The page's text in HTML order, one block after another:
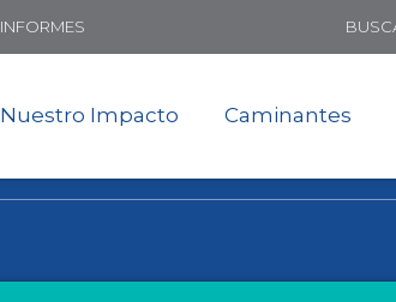
INFORMES
Nuestro Impacto Caminantes